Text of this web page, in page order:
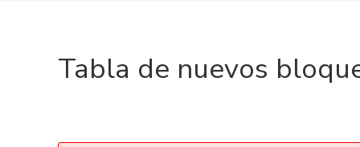
Tabla de nuevos